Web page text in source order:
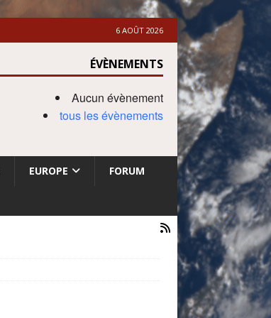
6 AOÛT 2026
ÉVÈNEMENTS
Aucun évènement
tous les évènements
EUROPE FORUM